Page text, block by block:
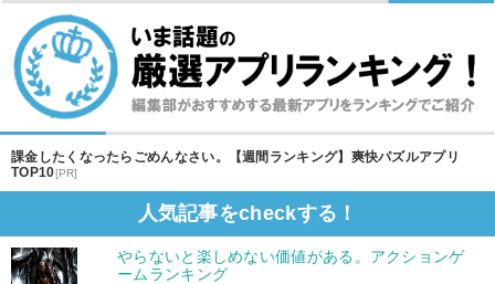
課金したくなったらごめんなさい。【週間ランキング】爽快パズルアプリ
TOP10[PR]
人気記事をcheckする！
やらないと楽しめない価値がある。アクションゲ
ームランキング